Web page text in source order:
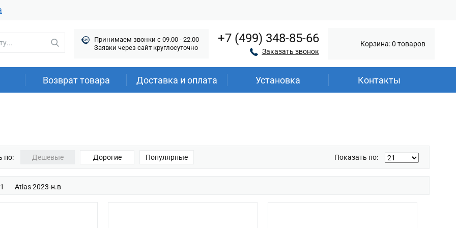
Принимаем звонки c 09.00 - 22.00
Заявки через сайт круглосуточно
+7 (499) 348-85-66
Заказать звонок
Корзина: 0 товаров
Возврат товара Доставка и оплата Установка Контакты
по: Дешевые Дорогие Популярные Показать по:
Atlas 2023-н.в